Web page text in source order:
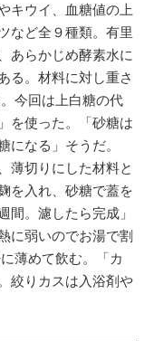
キウイ、血糖値の上
など全９種類。有里
あらかじめ酵素水に
る。材料に対し重さ
今回は上白糖の代
を使った。「砂糖は
になる」そうだ。
薄切りにした材料と
を入れ、砂糖で蓋を
間。濾したら完成」
に弱いのでお湯で割
薄めて飲む。「カ
絞りカスは入浴剤や